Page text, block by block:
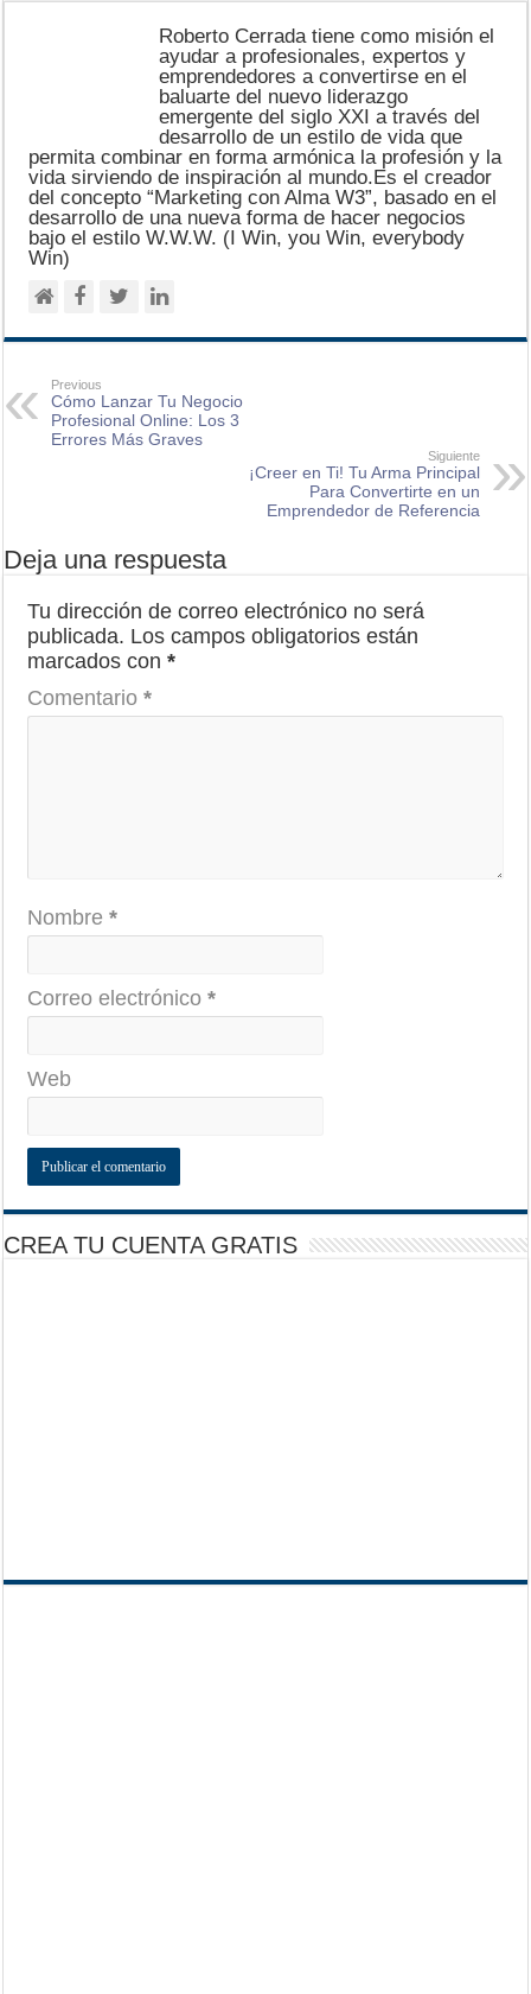
Roberto Cerrada tiene como misión el
ayudar a profesionales, expertos y
emprendedores a convertirse en el
baluarte del nuevo liderazgo
emergente del siglo XXI a través del
desarrollo de un estilo de vida que
permita combinar en forma armónica la profesión y la
vida sirviendo de inspiración al mundo.Es el creador
del concepto “Marketing con Alma W3”, basado en el
desarrollo de una nueva forma de hacer negocios
bajo el estilo W.W.W. (I Win, you Win, everybody
Win)
Previous
Cómo Lanzar Tu Negocio
Profesional Online: Los 3
Errores Más Graves
Siguiente
¡Creer en Ti! Tu Arma Principal
Para Convertirte en un
Emprendedor de Referencia
Deja una respuesta
Tu dirección de correo electrónico no será
publicada. Los campos obligatorios están
marcados con*
Comentario*
Nombre*
Correo electrónico*
Web
CREA TU CUENTA GRATIS